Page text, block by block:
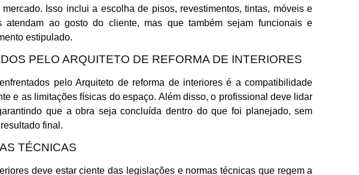
Isso inclui a escolha de pisos, revestimentos, tintas, móveis e
atendam ao gosto do cliente, mas que também sejam funcionais e
estipulado.
PELO ARQUITETO DE REFORMA DE INTERIORES
pelo Arquiteto de reforma de interiores é a compatibilidade
e as limitações físicas do espaço. Além disso, o profissional deve lidar
que a obra seja concluída dentro do que foi planejado, sem
final.
TÉCNICAS
deve estar ciente das legislações e normas técnicas que regem a